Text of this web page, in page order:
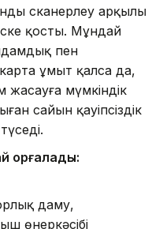
сканерлеу арқылы
қосты. Мұндай
пен
ұмыт қалса да,
жасауға мүмкіндік
сайын қауіпсіздік
қорғалады:
даму,
өнеркәсібі